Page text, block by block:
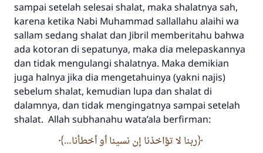
sampai setelah selesai shalat, maka shalatnya sah,
karena ketika Nabi Muhammad sallallahu alaihi wa
sallam sedang shalat dan Jibril memberitahu bahwa
ada kotoran di sepatunya, maka dia melepaskannya
dan tidak mengulangi shalatnya. Maka demikian
juga halnya jika dia mengetahuinya (yakni najis)
sebelum shalat, kemudian lupa dan shalat di
dalamnya, dan tidak mengingatnya sampai setelah
shalat. Allah subhanahu wata’ala berfirman:
ربنا لا تؤاخذنا إن نسينا أو أخطأنا…